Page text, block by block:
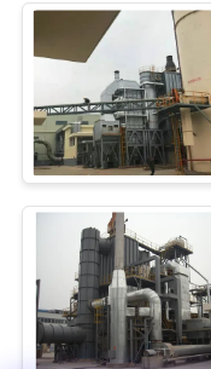
로
그
조
회
요
청